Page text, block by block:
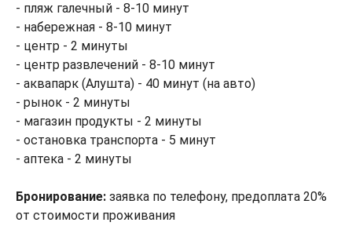
- пляж галечный - 8-10 минут
- набережная - 8-10 минут
- центр - 2 минуты
- центр развлечений - 8-10 минут
- аквапарк (Алушта) - 40 минут (на авто)
- рынок - 2 минуты
- магазин продукты - 2 минуты
- остановка транспорта - 5 минут
- аптека - 2 минуты
Бронирование: заявка по телефону, предоплата 20%
от стоимости проживания